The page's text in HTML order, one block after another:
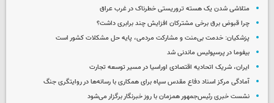
متلاشی شدن یک هسته تروریستی خطرناک در غرب عراق
چرا قبوض برق برخی مشترکان افزایش چند برابری داشت؟
پزشکیان: خدمت بی‌منت و مشارکت مردمی، پایه حل مشکلات کشور است
بیفوما در پرسپولیس ماندنی شد
ایران، شریک اتحادیه اقتصادی اوراسیا در مسیر توسعه تجارت
آمادگی مرکز اسناد دفاع مقدس سپاه برای همکاری با رسانه‌ها در روایتگری جنگ
نشست خبری رئیس‌جمهور همزمان با روز خبرنگار برگزار می‌شود